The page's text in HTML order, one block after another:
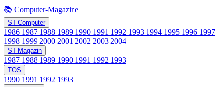
📚 Computer-Magazine
ST-Computer
1986 1987 1988 1989 1990 1991 1992 1993 1994 1995 1996 1997
1998 1999 2000 2001 2002 2003 2004
ST-Magazin
1987 1988 1989 1990 1991 1992 1993
TOS
1990 1991 1992 1993